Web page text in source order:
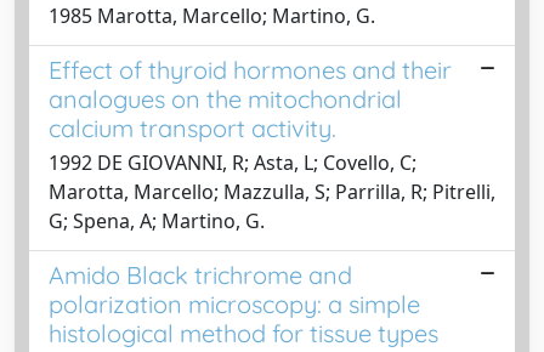
1985 Marotta, Marcello; Martino, G.
Effect of thyroid hormones and their
analogues on the mitochondrial
calcium transport activity.
1992 DE GIOVANNI, R; Asta, L; Covello, C;
Marotta, Marcello; Mazzulla, S; Parrilla, R; Pitrelli,
G; Spena, A; Martino, G.
Amido Black trichrome and
polarization microscopy: a simple
histological method for tissue types